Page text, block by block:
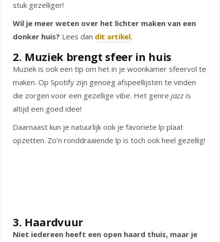
stuk gezelliger!
Wil je meer weten over het lichter maken van een
donker huis? Lees dan dit artikel.
2. Muziek brengt sfeer in huis
Muziek is ook een tip om het in je woonkamer sfeervol te
maken. Op Spotify zijn genoeg afspeellijsten te vinden
die zorgen voor een gezellige vibe. Het genre jazz is
altijd een goed idee!
Daarnaast kun je natuurlijk ook je favoriete lp plaat
opzetten. Zo’n ronddraaiende lp is toch ook heel gezellig!
3. Haardvuur
Niet iedereen heeft een open haard thuis, maar je